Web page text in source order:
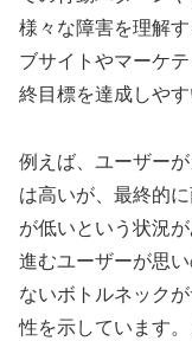
様々な障害を理解
ブサイトやマーケ
終目標を達成しや
例えば、ユーザー
は高いが、最終的
が低いという状況
進むユーザーが思
ないボトルネック
性を示しています